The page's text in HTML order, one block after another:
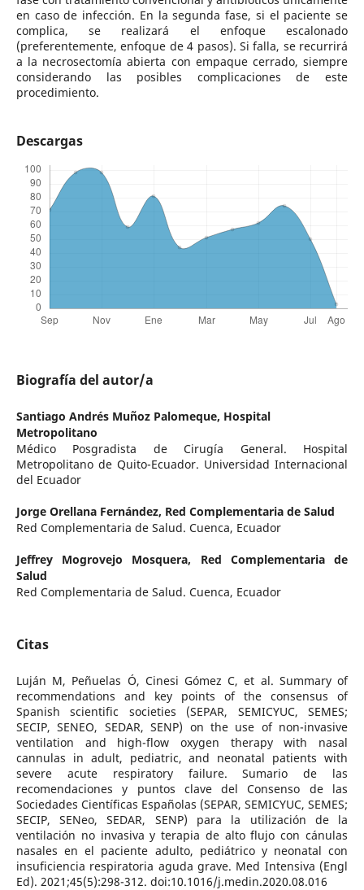
en caso de infección. En la segunda fase, si el paciente se
complica, se realizará el enfoque escalonado
(preferentemente, enfoque de 4 pasos). Si falla, se recurrirá
a la necrosectomía abierta con empaque cerrado, siempre
considerando las posibles complicaciones de este
procedimiento.
Descargas
Biografía del autor/a
Santiago Andrés Muñoz Palomeque, Hospital
Metropolitano
Médico Posgradista de Cirugía General. Hospital
Metropolitano de Quito-Ecuador. Universidad Internacional
del Ecuador
Jorge Orellana Fernández, Red Complementaria de Salud
Red Complementaria de Salud. Cuenca, Ecuador
Jeffrey Mogrovejo Mosquera, Red Complementaria de
Salud
Red Complementaria de Salud. Cuenca, Ecuador
Citas
Luján M, Peñuelas Ó, Cinesi Gómez C, et al. Summary of
recommendations and key points of the consensus of
Spanish scientific societies (SEPAR, SEMICYUC, SEMES;
SECIP, SENEO, SEDAR, SENP) on the use of non-invasive
ventilation and high-flow oxygen therapy with nasal
cannulas in adult, pediatric, and neonatal patients with
severe acute respiratory failure. Sumario de las
recomendaciones y puntos clave del Consenso de las
Sociedades Científicas Españolas (SEPAR, SEMICYUC, SEMES;
SECIP, SENeo, SEDAR, SENP) para la utilización de la
ventilación no invasiva y terapia de alto flujo con cánulas
nasales en el paciente adulto, pediátrico y neonatal con
insuficiencia respiratoria aguda grave. Med Intensiva (Engl
Ed). 2021;45(5):298-312. doi:10.1016/j.medin.2020.08.016